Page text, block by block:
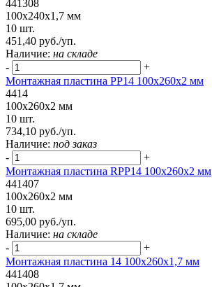
441308
100x240x1,7 мм
10 шт.
451,40 руб./уп.
Наличие: на складе
-
+
Монтажная пластина PP14 100x260x2 мм
4414
100x260x2 мм
10 шт.
734,10 руб./уп.
Наличие: под заказ
-
+
Монтажная пластина RPP14 100x260x2 мм
441407
100x260x2 мм
10 шт.
695,00 руб./уп.
Наличие: на складе
-
+
Монтажная пластина 14 100x260x1,7 мм
441408